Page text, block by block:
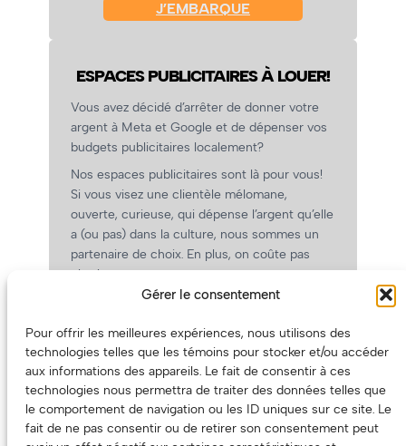
Gérer le consentement
Pour offrir les meilleures expériences, nous utilisons des
technologies telles que les témoins pour stocker et/ou accéder
aux informations des appareils. Le fait de consentir à ces
technologies nous permettra de traiter des données telles que
le comportement de navigation ou les ID uniques sur ce site. Le
fait de ne pas consentir ou de retirer son consentement peut
J’EMBARQUE
ESPACES PUBLICITAIRES À LOUER!
Vous avez décidé d’arrêter de donner votre
argent à Meta et Google et de dépenser vos
budgets publicitaires localement?
Nos espaces publicitaires sont là pour vous!
Si vous visez une clientèle mélomane,
ouverte, curieuse, qui dépense l’argent qu’elle
a (ou pas) dans la culture, nous sommes un
partenaire de choix. En plus, on coûte pas
cher!
On prépare une grille tarifaire intéressante et
(Oui, on va avoir des tarifs spéciaux pour
vous, les artistes!)